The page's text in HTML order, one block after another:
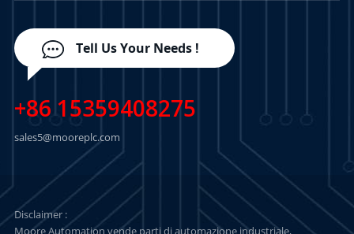
Tell Us Your Needs !
+86 15359408275
sales5@mooreplc.com
Disclaimer :
Moore Automation vende parti di automazione industriale,